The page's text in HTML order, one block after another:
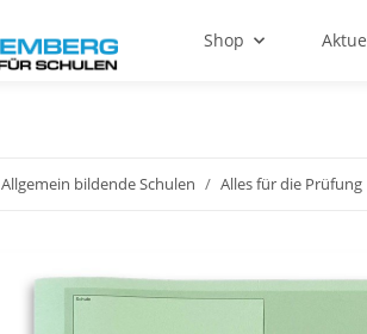
Shop
Allgemein bildende Schulen Alles für die Prüfung